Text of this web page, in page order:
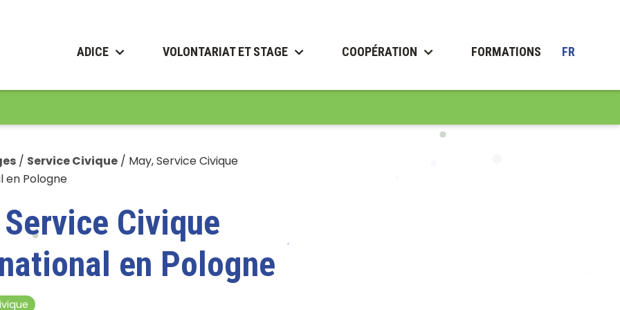
ADICE VOLONTARIAT ET STAGE COOPÉRATION FORMATIONS FR
/ Service Civique / May, Service Civique
en Pologne
Civique
en Pologne